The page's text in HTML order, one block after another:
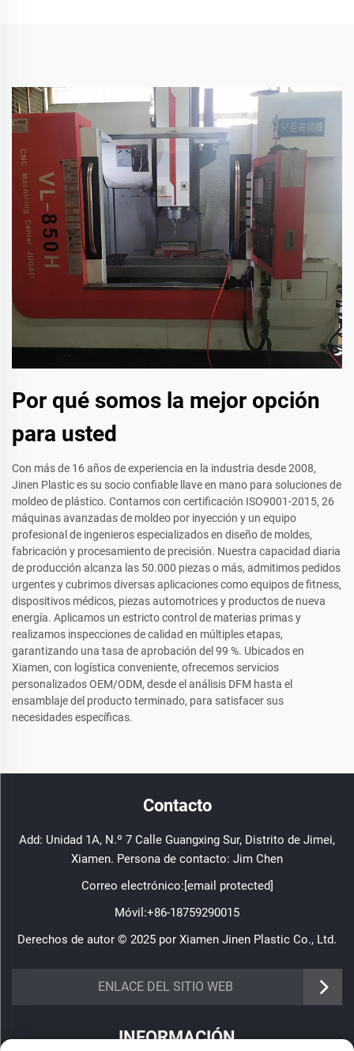
Por qué somos la mejor opción
para usted
Con más de 16 años de experiencia en la industria desde 2008,
Jinen Plastic es su socio confiable llave en mano para soluciones de
moldeo de plástico. Contamos con certificación ISO9001-2015, 26
máquinas avanzadas de moldeo por inyección y un equipo
profesional de ingenieros especializados en diseño de moldes,
fabricación y procesamiento de precisión. Nuestra capacidad diaria
de producción alcanza las 50.000 piezas o más, admitimos pedidos
urgentes y cubrimos diversas aplicaciones como equipos de fitness,
dispositivos médicos, piezas automotrices y productos de nueva
energía. Aplicamos un estricto control de materias primas y
realizamos inspecciones de calidad en múltiples etapas,
garantizando una tasa de aprobación del 99 %. Ubicados en
Xiamen, con logística conveniente, ofrecemos servicios
personalizados OEM/ODM, desde el análisis DFM hasta el
ensamblaje del producto terminado, para satisfacer sus
necesidades específicas.
Contacto
Add: Unidad 1A, N.º 7 Calle Guangxing Sur, Distrito de Jimei,
Xiamen. Persona de contacto: Jim Chen
Correo electrónico: [email protected]
Móvil:+86-18759290015
Derechos de autor © 2025 por Xiamen Jinen Plastic Co., Ltd.
ENLACE DEL SITIO WEB
https://www.jinenplastic.com/service
INFORMACIÓN